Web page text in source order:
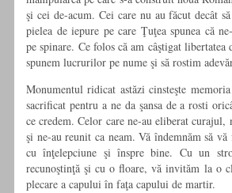
şi cei de-acum. Cei care nu au făcut decât
pielea de iepure pe care Ţuţea spunea că
pe spinare. Ce folos că am câştigat libertatea
spunem lucrurilor pe nume şi să rostim
Monumentul ridicat astăzi cinsteşte
sacrificat pentru a ne da şansa de a rosti
ce credem. Celor care ne-au eliberat curajul,
şi ne-au reunit ca neam. Vă îndemnăm să
cu înţelepciune şi înspre bine. Cu un
recunoştinţă şi cu o floare, vă invităm la o
plecare a capului în faţa capului de martir.